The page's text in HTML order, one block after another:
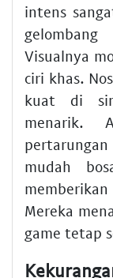
intens
Visualnya
ciri khas.
kuat di
menarik.
mudah
memberikan
Mereka
game tetap